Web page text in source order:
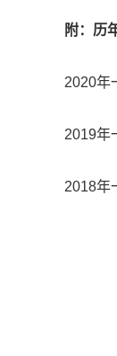
附：历
2020年
2019年
2018年